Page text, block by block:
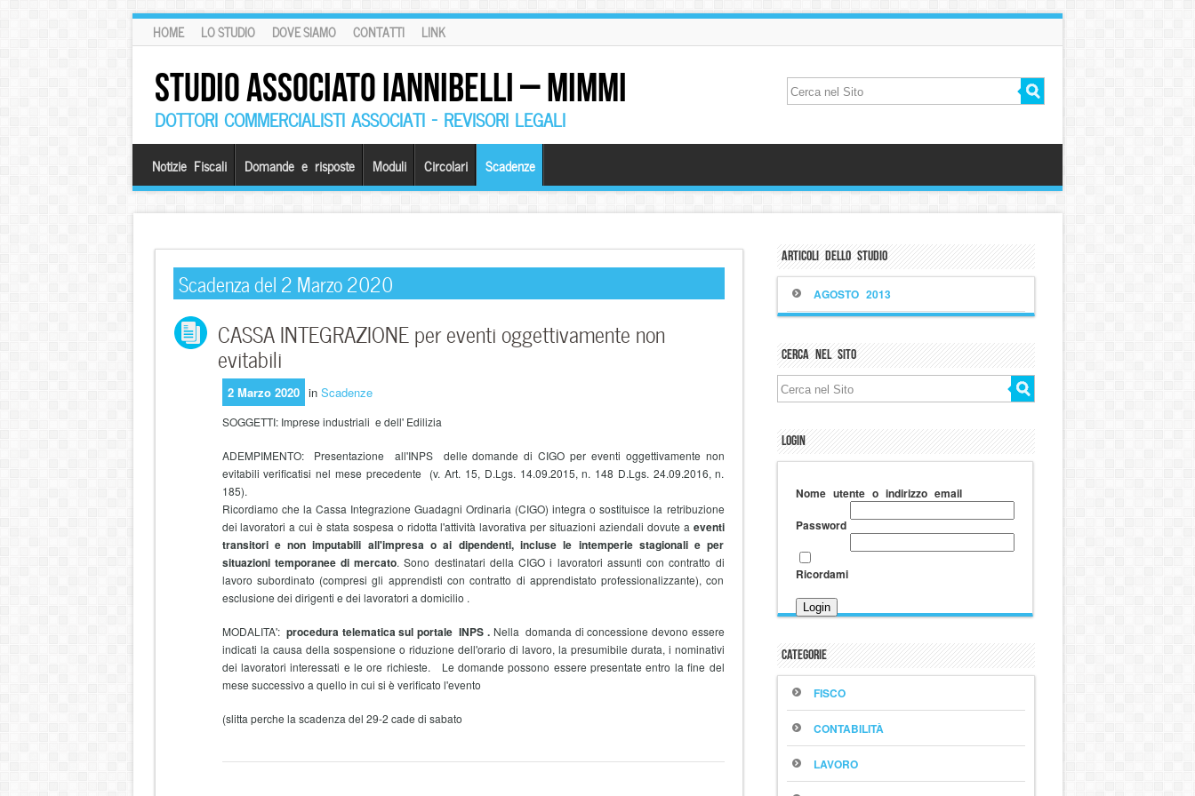
HOME LO STUDIO DOVE SIAMO CONTATTI LINK
STUDIO ASSOCIATO IANNIBELLI – MIMMI
DOTTORI COMMERCIALISTI ASSOCIATI – REVISORI LEGALI
Notizie Fiscali Domande e risposte Moduli Circolari Scadenze
Scadenza del 2 Marzo 2020
CASSA INTEGRAZIONE per eventi oggettivamente non
evitabili
2 Marzo 2020 in Scadenze
SOGGETTI: Imprese industriali e dell' Edilizia
ADEMPIMENTO: Presentazione all'INPS delle domande di CIGO per eventi oggettivamente non
evitabili verificatisi nel mese precedente (v. Art. 15, D.Lgs. 14.09.2015, n. 148 D.Lgs. 24.09.2016, n.
185).
Ricordiamo che la Cassa Integrazione Guadagni Ordinaria (CIGO) integra o sostituisce la retribuzione
dei lavoratori a cui è stata sospesa o ridotta l'attività lavorativa per situazioni aziendali dovute a eventi
transitori e non imputabili all'impresa o ai dipendenti, incluse le intemperie stagionali e per
situazioni temporanee di mercato. Sono destinatari della CIGO i lavoratori assunti con contratto di
lavoro subordinato (compresi gli apprendisti con contratto di apprendistato professionalizzante), con
esclusione dei dirigenti e dei lavoratori a domicilio .
MODALITA': procedura telematica sul portale INPS . Nella domanda di concessione devono essere
indicati la causa della sospensione o riduzione dell'orario di lavoro, la presumibile durata, i nominativi
dei lavoratori interessati e le ore richieste. Le domande possono essere presentate entro la fine del
mese successivo a quello in cui si è verificato l'evento
(slitta perche la scadenza del 29-2 cade di sabato
Articoli dello Studio
AGOSTO 2013
Cerca nel sito
Login
Nome utente o indirizzo email
Password
Ricordami
Categorie
FISCO
CONTABILITÀ
LAVORO